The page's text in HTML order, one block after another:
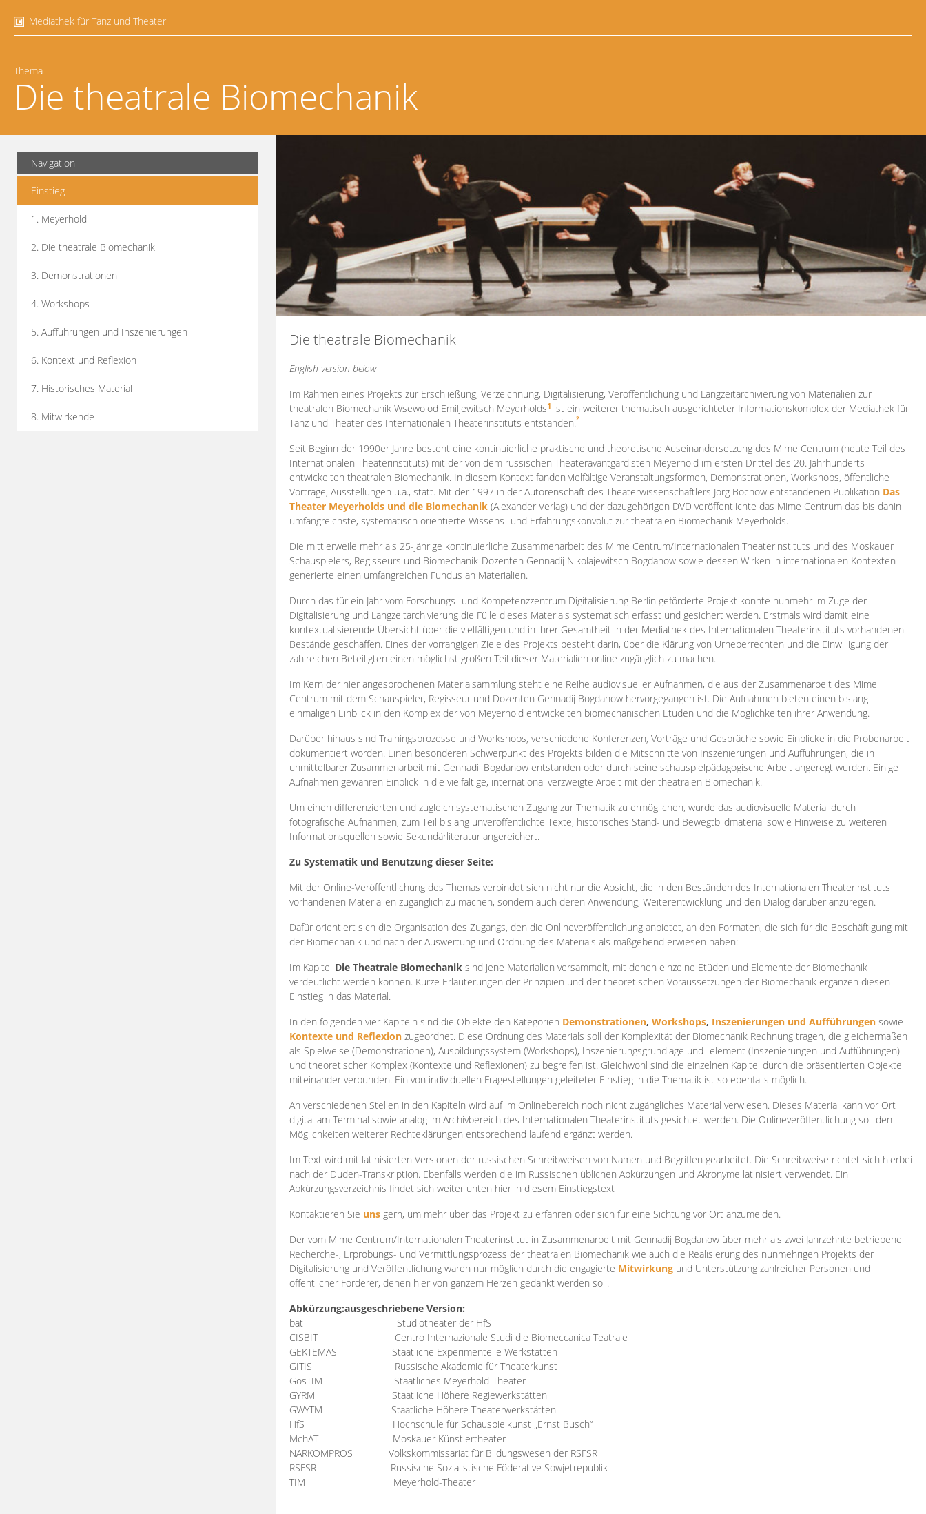
Mediathek für Tanz und Theater
Thema
Die theatrale Biomechanik
Navigation
Einstieg
1. Meyerhold
2. Die theatrale Biomechanik
3. Demonstrationen
4. Workshops
5. Aufführungen und Inszenierungen
6. Kontext und Reflexion
7. Historisches Material
8. Mitwirkende
Die theatrale Biomechanik
English version below
Im Rahmen eines Projekts zur Erschließung, Verzeichnung, Digitalisierung, Veröffentlichung und Langzeitarchivierung von Materialien zur
theatralen Biomechanik Wsewolod Emiljewitsch Meyerholds1 ist ein weiterer thematisch ausgerichteter Informationskomplex der Mediathek für
Tanz und Theater des Internationalen Theaterinstituts entstanden.2
Seit Beginn der 1990er Jahre besteht eine kontinuierliche praktische und theoretische Auseinandersetzung des Mime Centrum (heute Teil des
Internationalen Theaterinstituts) mit der von dem russischen Theateravantgardisten Meyerhold im ersten Drittel des 20. Jahrhunderts
entwickelten theatralen Biomechanik. In diesem Kontext fanden vielfältige Veranstaltungsformen, Demonstrationen, Workshops, öffentliche
Vorträge, Ausstellungen u.a., statt. Mit der 1997 in der Autorenschaft des Theaterwissenschaftlers Jörg Bochow entstandenen Publikation Das
Theater Meyerholds und die Biomechanik (Alexander Verlag) und der dazugehörigen DVD veröffentlichte das Mime Centrum das bis dahin
umfangreichste, systematisch orientierte Wissens- und Erfahrungskonvolut zur theatralen Biomechanik Meyerholds.
Die mittlerweile mehr als 25-jährige kontinuierliche Zusammenarbeit des Mime Centrum/Internationalen Theaterinstituts und des Moskauer
Schauspielers, Regisseurs und Biomechanik-Dozenten Gennadij Nikolajewitsch Bogdanow sowie dessen Wirken in internationalen Kontexten
generierte einen umfangreichen Fundus an Materialien.
Durch das für ein Jahr vom Forschungs- und Kompetenzzentrum Digitalisierung Berlin geförderte Projekt konnte nunmehr im Zuge der
Digitalisierung und Langzeitarchivierung die Fülle dieses Materials systematisch erfasst und gesichert werden. Erstmals wird damit eine
kontextualisierende Übersicht über die vielfältigen und in ihrer Gesamtheit in der Mediathek des Internationalen Theaterinstituts vorhandenen
Bestände geschaffen. Eines der vorrangigen Ziele des Projekts besteht darin, über die Klärung von Urheberrechten und die Einwilligung der
zahlreichen Beteiligten einen möglichst großen Teil dieser Materialien online zugänglich zu machen.
Im Kern der hier angesprochenen Materialsammlung steht eine Reihe audiovisueller Aufnahmen, die aus der Zusammenarbeit des Mime
Centrum mit dem Schauspieler, Regisseur und Dozenten Gennadij Bogdanow hervorgegangen ist. Die Aufnahmen bieten einen bislang
einmaligen Einblick in den Komplex der von Meyerhold entwickelten biomechanischen Etüden und die Möglichkeiten ihrer Anwendung.
Darüber hinaus sind Trainingsprozesse und Workshops, verschiedene Konferenzen, Vorträge und Gespräche sowie Einblicke in die Probenarbeit
dokumentiert worden. Einen besonderen Schwerpunkt des Projekts bilden die Mitschnitte von Inszenierungen und Aufführungen, die in
unmittelbarer Zusammenarbeit mit Gennadij Bogdanow entstanden oder durch seine schauspielpädagogische Arbeit angeregt wurden. Einige
Aufnahmen gewähren Einblick in die vielfältige, international verzweigte Arbeit mit der theatralen Biomechanik.
Um einen differenzierten und zugleich systematischen Zugang zur Thematik zu ermöglichen, wurde das audiovisuelle Material durch
fotografische Aufnahmen, zum Teil bislang unveröffentlichte Texte, historisches Stand- und Bewegtbildmaterial sowie Hinweise zu weiteren
Informationsquellen sowie Sekundärliteratur angereichert.
Zu Systematik und Benutzung dieser Seite:
Mit der Online-Veröffentlichung des Themas verbindet sich nicht nur die Absicht, die in den Beständen des Internationalen Theaterinstituts
vorhandenen Materialien zugänglich zu machen, sondern auch deren Anwendung, Weiterentwicklung und den Dialog darüber anzuregen.
Dafür orientiert sich die Organisation des Zugangs, den die Onlineveröffentlichung anbietet, an den Formaten, die sich für die Beschäftigung mit
der Biomechanik und nach der Auswertung und Ordnung des Materials als maßgebend erwiesen haben:
Im Kapitel Die Theatrale Biomechanik sind jene Materialien versammelt, mit denen einzelne Etüden und Elemente der Biomechanik
verdeutlicht werden können. Kurze Erläuterungen der Prinzipien und der theoretischen Voraussetzungen der Biomechanik ergänzen diesen
Einstieg in das Material.
In den folgenden vier Kapiteln sind die Objekte den Kategorien Demonstrationen, Workshops, Inszenierungen und Aufführungen sowie
Kontexte und Reflexion zugeordnet. Diese Ordnung des Materials soll der Komplexität der Biomechanik Rechnung tragen, die gleichermaßen
als Spielweise (Demonstrationen), Ausbildungssystem (Workshops), Inszenierungsgrundlage und -element (Inszenierungen und Aufführungen)
und theoretischer Komplex (Kontexte und Reflexionen) zu begreifen ist. Gleichwohl sind die einzelnen Kapitel durch die präsentierten Objekte
miteinander verbunden. Ein von individuellen Fragestellungen geleiteter Einstieg in die Thematik ist so ebenfalls möglich.
An verschiedenen Stellen in den Kapiteln wird auf im Onlinebereich noch nicht zugängliches Material verwiesen. Dieses Material kann vor Ort
digital am Terminal sowie analog im Archivbereich des Internationalen Theaterinstituts gesichtet werden. Die Onlineveröffentlichung soll den
Möglichkeiten weiterer Rechteklärungen entsprechend laufend ergänzt werden.
Im Text wird mit latinisierten Versionen der russischen Schreibweisen von Namen und Begriffen gearbeitet. Die Schreibweise richtet sich hierbei
nach der Duden-Transkription. Ebenfalls werden die im Russischen üblichen Abkürzungen und Akronyme latinisiert verwendet. Ein
Abkürzungsverzeichnis findet sich weiter unten hier in diesem Einstiegstext
Kontaktieren Sie uns gern, um mehr über das Projekt zu erfahren oder sich für eine Sichtung vor Ort anzumelden.
Der vom Mime Centrum/Internationalen Theaterinstitut in Zusammenarbeit mit Gennadij Bogdanow über mehr als zwei Jahrzehnte betriebene
Recherche-, Erprobungs- und Vermittlungsprozess der theatralen Biomechanik wie auch die Realisierung des nunmehrigen Projekts der
Digitalisierung und Veröffentlichung waren nur möglich durch die engagierte Mitwirkung und Unterstützung zahlreicher Personen und
öffentlicher Förderer, denen hier von ganzem Herzen gedankt werden soll.
Abkürzung:ausgeschriebene Version:
bat
Studiotheater der HfS
CISBIT
Centro Internazionale Studi die Biomeccanica Teatrale
GEKTEMAS
Staatliche Experimentelle Werkstätten
GITIS
Russische Akademie für Theaterkunst
GosTIM
Staatliches Meyerhold-Theater
GYRM
Staatliche Höhere Regiewerkstätten
GWYTM
Staatliche Höhere Theaterwerkstätten
HfS
Hochschule für Schauspielkunst „Ernst Busch“
MchAT
Moskauer Künstlertheater
NARKOMPROS
Volkskommissariat für Bildungswesen der RSFSR
RSFSR
Russische Sozialistische Föderative Sowjetrepublik
TIM Meyerhold-Theater